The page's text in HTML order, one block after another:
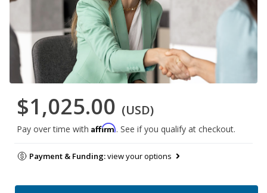
$1,025.00 (USD)
Pay over time with Affirm. See if you qualify at checkout.
Payment & Funding:view your options